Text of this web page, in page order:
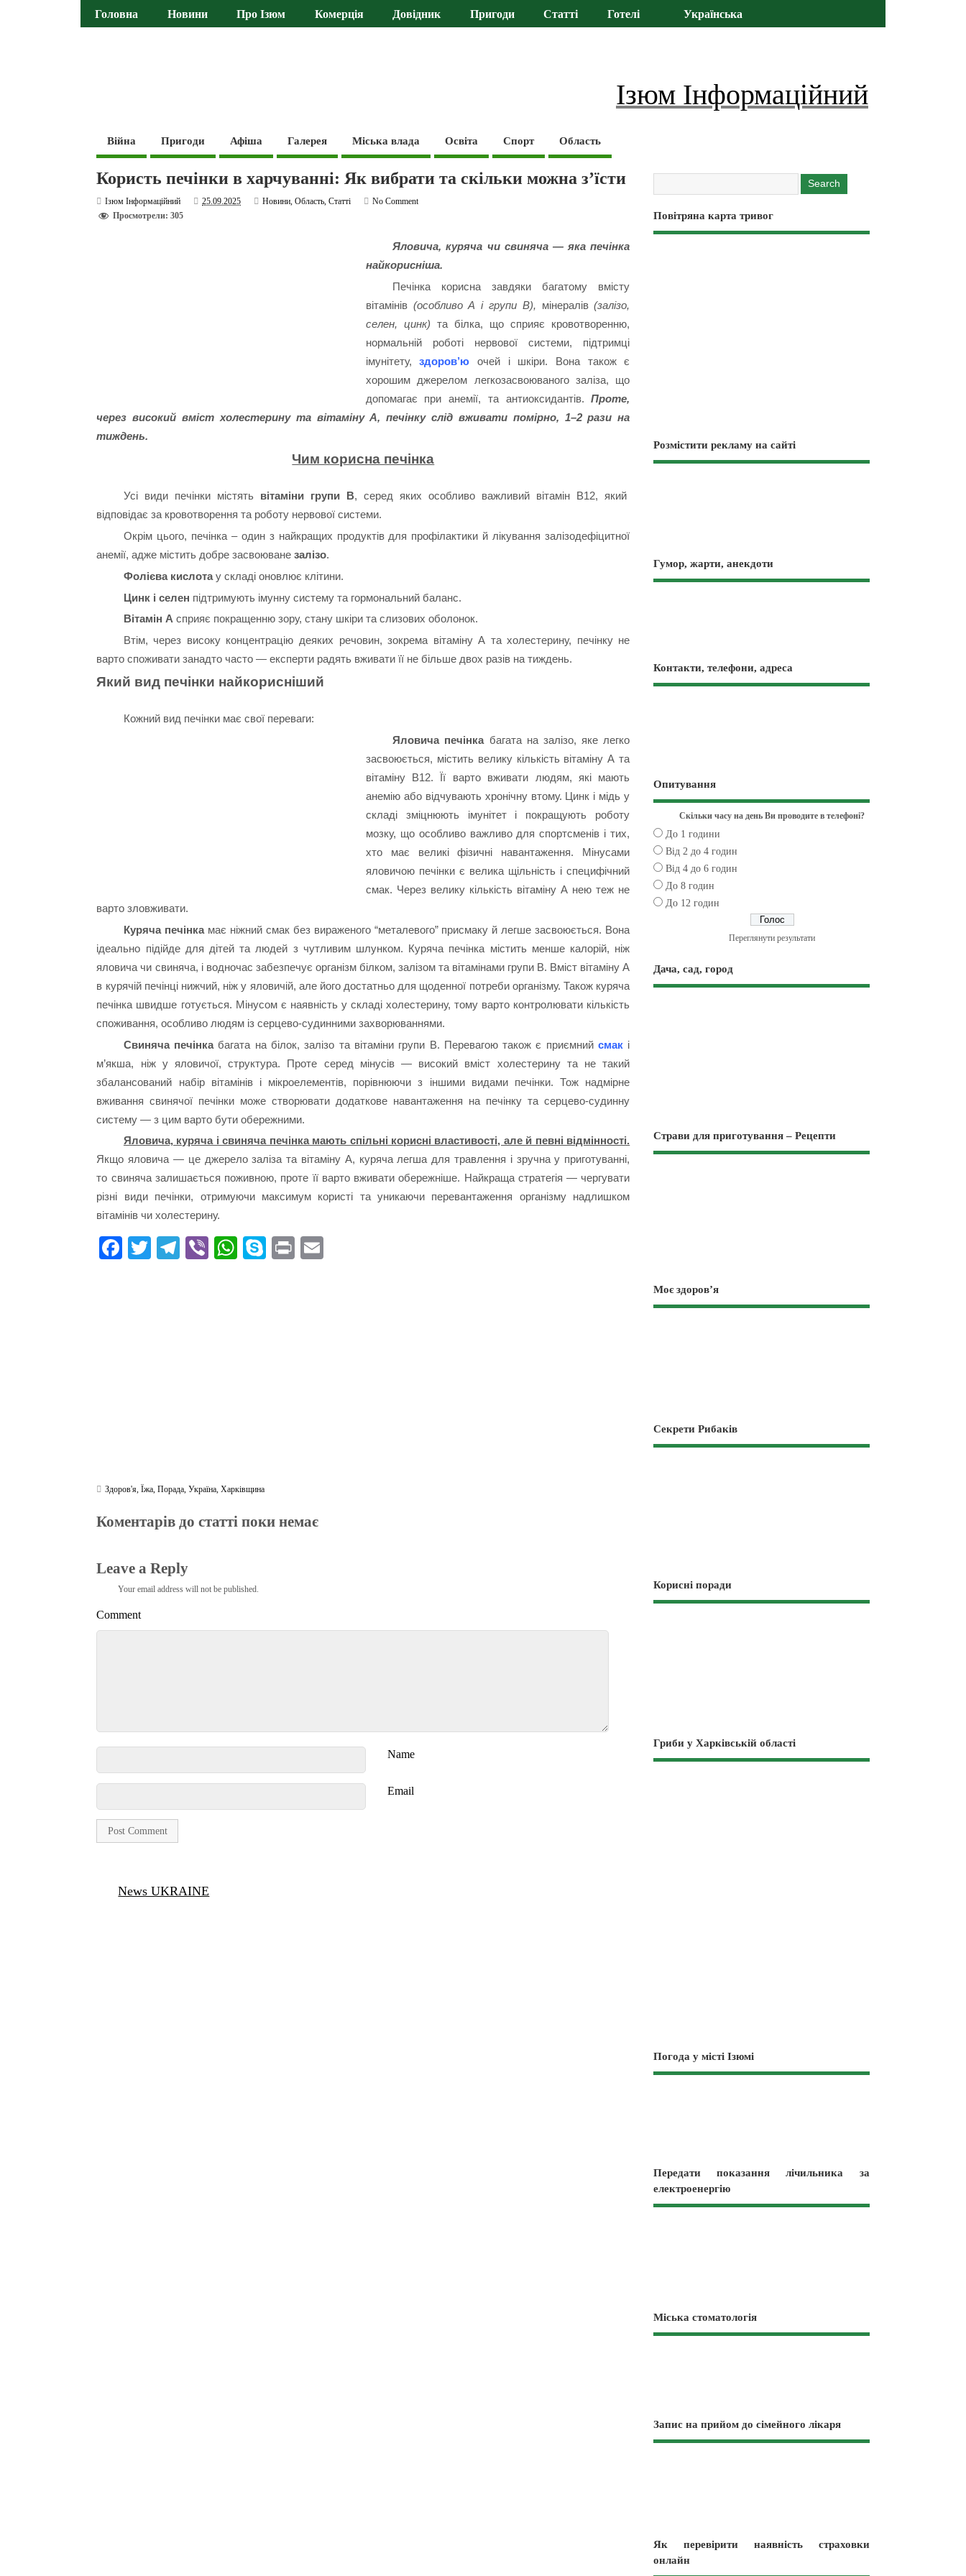
Головна Новини Про Ізюм Комерція Довідник Пригоди Статті Готелі Українська
Ізюм Інформаційний
Війна Пригоди Афіша Галерея Міська влада Освіта Спорт Область
Користь печінки в харчуванні: Як вибрати та скільки можна з’їсти
Ізюм Інформаційний 25.09.2025 Новини,Область,Статті
No Comment
Просмотрели: 305
Яловича, куряча чи свиняча — яка печінка
найкорисніша.
Печінка корисна завдяки багатому вмісту
вітамінів (особливо А і групи В), мінералів(залізо,
селен, цинк) та білка, що сприяє кровотворенню,
нормальній роботі нервової системи, підтримці
імунітету,здоров’ю очей і шкіри. Вона також є
хорошим джерелом легкозасвоюваного заліза, що
допомагає при анемії, та антиоксидантів. Проте,
через високий вміст холестерину та вітаміну А, печінку слід вживати помірно, 1–2 рази на
тиждень.
Чим корисна печінка
Усі види печінки містять вітаміни групи В, серед яких особливо важливий вітамін В12, який
відповідає за кровотворення та роботу нервової системи.
Окрім цього, печінка – один з найкращих продуктів для профілактики й лікування залізодефіцитної
анемії, адже містить добре засвоюванезалізо.
Фолієва кислотау складі оновлює клітини.
Цинк і селен підтримують імунну систему та гормональний баланс.
Вітамін А сприяє покращенню зору, стану шкіри та слизових оболонок.
Втім, через високу концентрацію деяких речовин, зокрема вітаміну А та холестерину, печінку не
варто споживати занадто часто — експерти радять вживати її не більше двох разів на тиждень.
Який вид печінки найкорисніший
Кожний вид печінки має свої переваги:
Яловича печінкабагата на залізо, яке легко
засвоюється, містить велику кількість вітаміну А та
вітаміну В12. Її варто вживати людям, які мають
анемію або відчувають хронічну втому. Цинк і мідь у
складі зміцнюють імунітет і покращують роботу
мозку, що особливо важливо для спортсменів і тих,
хто має великі фізичні навантаження. Мінусами
яловичою печінки є велика щільність і специфічний
смак. Через велику кількість вітаміну А нею теж не
варто зловживати.
Куряча печінкамає ніжний смак без вираженого “металевого” присмаку й легше засвоюється. Вона
ідеально підійде для дітей та людей з чутливим шлунком. Куряча печінка містить менше калорій, ніж
яловича чи свиняча, і водночас забезпечує організм білком, залізом та вітамінами групи В. Вміст вітаміну А
в курячій печінці нижчий, ніж у яловичій, але його достатньо для щоденної потреби організму. Також куряча
печінка швидше готується. Мінусом є наявність у складі холестерину, тому варто контролювати кількість
споживання, особливо людям із серцево-судинними захворюваннями.
Свиняча печінкабагата на білок, залізо та вітаміни групи В. Перевагою також є приємний смакі
м’якша, ніж у яловичої, структура. Проте серед мінусів — високий вміст холестерину та не такий
збалансований набір вітамінів і мікроелементів, порівнюючи з іншими видами печінки. Тож надмірне
вживання свинячої печінки може створювати додаткове навантаження на печінку та серцево-судинну
систему — з цим варто бути обережними.
Яловича, куряча і свиняча печінка мають спільні корисні властивості, але й певні відмінності.
Якщо яловича — це джерело заліза та вітаміну А, куряча легша для травлення і зручна у приготуванні,
то свиняча залишається поживною, проте її варто вживати обережніше. Найкраща стратегія — чергувати
різні види печінки, отримуючи максимум користі та уникаючи перевантаження організму надлишком
вітамінів чи холестерину.
Fa T
Te Vi
W
S
Pr
Здоров'я,Їжа,Порада,Україна,Харківщина
Коментарів до статті поки немає
Leave a Reply
Your email address will not be published.
Comment
Name
Email
News UKRAINE
Повітряна карта тривог
Розмістити рекламу на сайті
Гумор, жарти, анекдоти
Контакти, телефони, адреса
Опитування
Скільки часу на день Ви проводите в телефоні?
До 1 години
Від 2 до 4 годин
Від 4 до 6 годин
До 8 годин
До 12 годин
Переглянути результати
Дача, сад, город
Страви для приготування – Рецепти
Моє здоров’я
Секрети Рибаків
Корисні поради
Гриби у Харківській області
Погода у місті Ізюмі
Передати показання лічильника за
електроенергію
Міська стоматологія
Запис на прийом до сімейного лікаря
Як перевірити наявність страховки
онлайн